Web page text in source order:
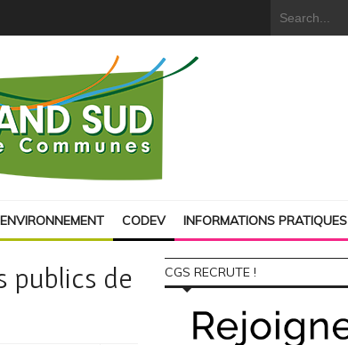
ENVIRONNEMENT CODEV INFORMATIONS PRATIQUES
publics de
CGS RECRUTE !